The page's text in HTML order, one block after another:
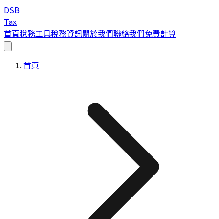
DSB
Tax
首頁稅務工具稅務資訊關於我們聯絡我們免費計算
首頁